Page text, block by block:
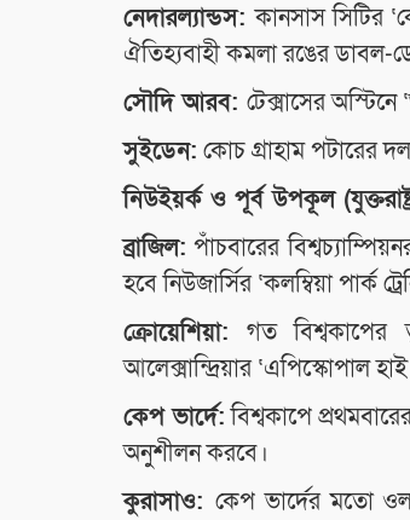
নেদারল্যান্ডস:কানসাস সিটির
ঐতিহ্যবাহী কমলা রঙের ডাবল-
সৌদি আরব: টেক্সাসের
সুইডেন: কোচ গ্রাহাম পটারের
নিউইয়র্ক ও পূর্ব উপকূল
ব্রাজিল: পাঁচবারের
হবে নিউজার্সির ‘কলম্বিয়া পার্ক
ক্রোয়েশিয়া: গত বিশ্বকাপের
আলেক্সান্দ্রিয়ার ‘এপিস্কোপাল
কেপ ভার্দে:বিশ্বকাপে
অনুশীলন করবে।
কুরাসাও: কেপ ভার্দের মতো